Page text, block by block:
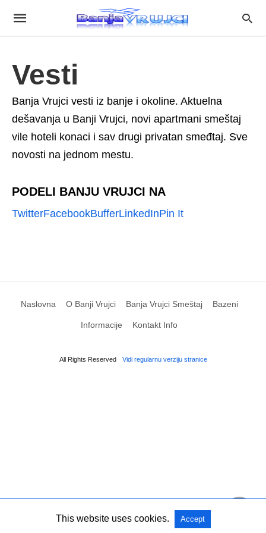
Vesti
Banja Vrujci vesti iz banje i okoline. Aktuelna
dešavanja u Banji Vrujci, novi apartmani smeštaj
vile hoteli konaci i sav drugi privatan smeđtaj. Sve
novosti na jednom mestu.
PODELI BANJU VRUJCI NA
TwitterFacebookBufferLinkedInPin It
Naslovna O Banji Vrujci Banja Vrujci Smeštaj Bazeni
Informacije Kontakt Info
All Rights Reserved Vidi regularnu verziju stranice
This website uses cookies. Accept